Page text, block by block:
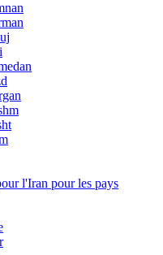
l'Iran pour les pays